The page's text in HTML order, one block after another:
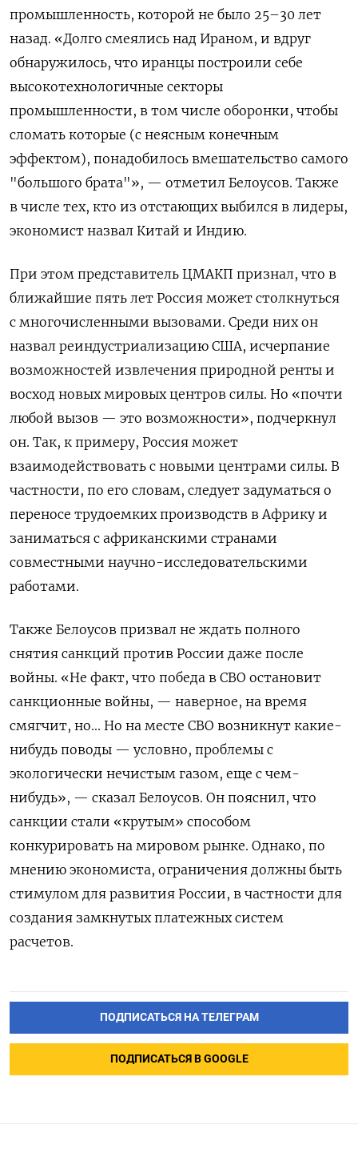
промышленность, которой не было 25–30 лет
назад. «Долго смеялись над Ираном, и вдруг
обнаружилось, что иранцы построили себе
высокотехнологичные секторы
промышленности, в том числе оборонки, чтобы
сломать которые (с неясным конечным
эффектом), понадобилось вмешательство самого
"большого брата"», — отметил Белоусов. Также
в числе тех, кто из отстающих выбился в лидеры,
экономист назвал Китай и Индию.
При этом представитель ЦМАКП признал, что в
ближайшие пять лет Россия может столкнуться
с многочисленными вызовами. Среди них он
назвал реиндустриализацию США, исчерпание
возможностей извлечения природной ренты и
восход новых мировых центров силы. Но «почти
любой вызов — это возможности», подчеркнул
он. Так, к примеру, Россия может
взаимодействовать с новыми центрами силы. В
частности, по его словам, следует задуматься о
переносе трудоемких производств в Африку и
заниматься с африканскими странами
совместными научно-исследовательскими
работами.
Также Белоусов призвал не ждать полного
снятия санкций против России даже после
войны. «Не факт, что победа в СВО остановит
санкционные войны, — наверное, на время
смягчит, но... Но на месте СВО возникнут какие-
нибудь поводы — условно, проблемы с
экологически нечистым газом, еще с чем-
нибудь», — сказал Белоусов. Он пояснил, что
санкции стали «крутым» способом
конкурировать на мировом рынке. Однако, по
мнению экономиста, ограничения должны быть
стимулом для развития России, в частности для
создания замкнутых платежных систем
расчетов.
ПОДПИСАТЬСЯ НА ТЕЛЕГРАМ
ПОДПИСАТЬСЯ В GOOGLE